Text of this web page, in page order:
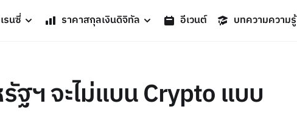
รนซี่ ราคาสกุลเงินดิจิทัล อีเวนต์ บทความความรู้
ฐฯ จะไม่แบน Crypto แบบ